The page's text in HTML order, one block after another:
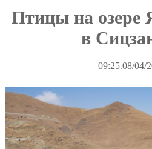
Птицы на
в
09:25.08/04/